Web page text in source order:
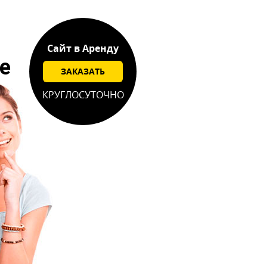
Сайт в Аренду
ЗАКАЗАТЬ
КРУГЛОСУТОЧНО